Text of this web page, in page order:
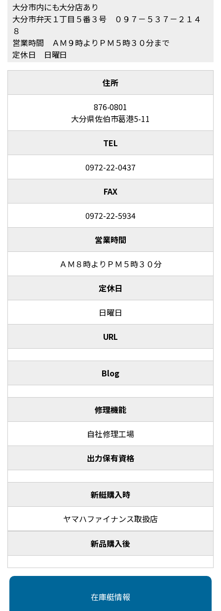
大分市内にも大分店あり
大分市弁天１丁目５番３号 ０９７－５３７－２１４
８
営業時間 ＡＭ９時よりＰＭ５時３０分まで
定休日 日曜日
住所
876-0801
大分県佐伯市葛港5-11
TEL
0972-22-0437
FAX
0972-22-5934
営業時間
ＡＭ８時よりＰＭ５時３０分
定休日
日曜日
URL
Blog
修理機能
自社修理工場
出力保有資格
新艇購入時
ヤマハファイナンス取扱店
新品購入後
在庫艇情報